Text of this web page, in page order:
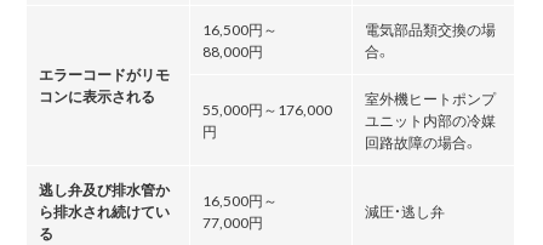
エラーコードがリモ
コンに表示される
16,500円～
88,000円
電気部品類交換の場
合。
55,000円～176,000
円
室外機ヒートポンプ
ユニット内部の冷媒
回路故障の場合。
逃し弁及び排水管か
ら排水され続けてい
る
16,500円～
77,000円
減圧・逃し弁